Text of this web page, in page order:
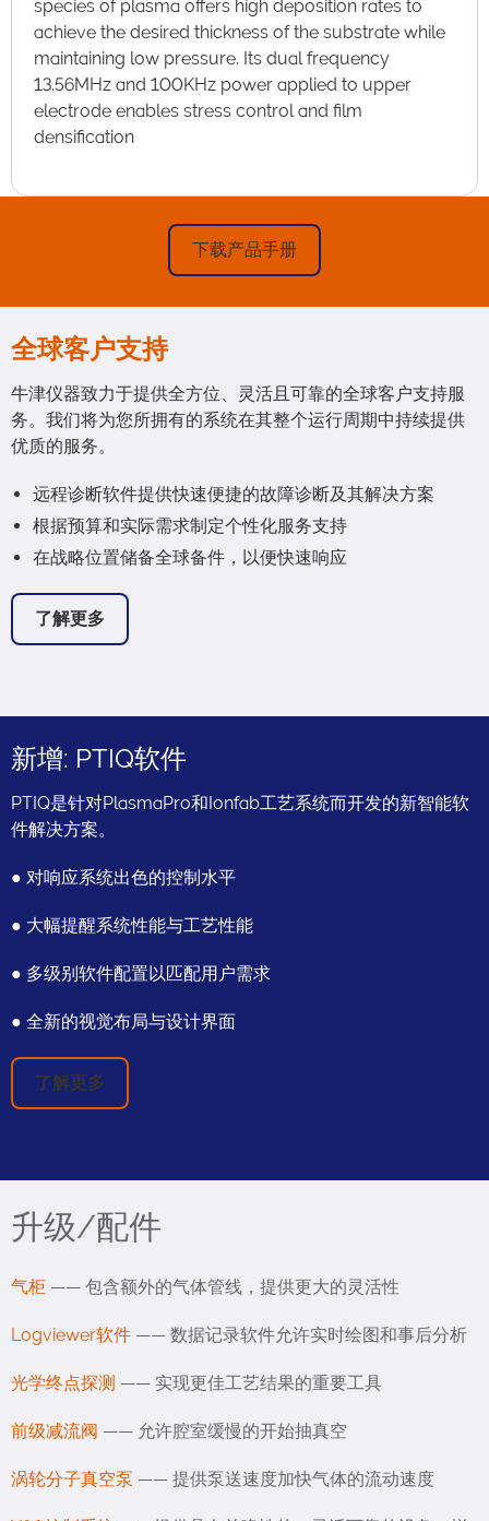
species of plasma offers high deposition rates to
achieve the desired thickness of the substrate while
maintaining low pressure. Its dual frequency
13.56MHz and 100KHz power applied to upper
electrode enables stress control and film
densification
下载产品手册
全球客户支持
牛津仪器致力于提供全方位、灵活且可靠的全球客户支持服
务。我们将为您所拥有的系统在其整个运行周期中持续提供
优质的服务。
远程诊断软件提供快速便捷的故障诊断及其解决方案
根据预算和实际需求制定个性化服务支持
在战略位置储备全球备件，以便快速响应
了解更多
新增: PTIQ软件
PTIQ是针对PlasmaPro和Ionfab工艺系统而开发的新智能软
件解决方案。
● 对响应系统出色的控制水平
● 大幅提醒系统性能与工艺性能
● 多级别软件配置以匹配用户需求
● 全新的视觉布局与设计界面
了解更多
升级/配件
气柜 —— 包含额外的气体管线，提供更大的灵活性
Logviewer软件 —— 数据记录软件允许实时绘图和事后分析
光学终点探测 —— 实现更佳工艺结果的重要工具
前级减流阀 —— 允许腔室缓慢的开始抽真空
涡轮分子真空泵 —— 提供泵送速度加快气体的流动速度